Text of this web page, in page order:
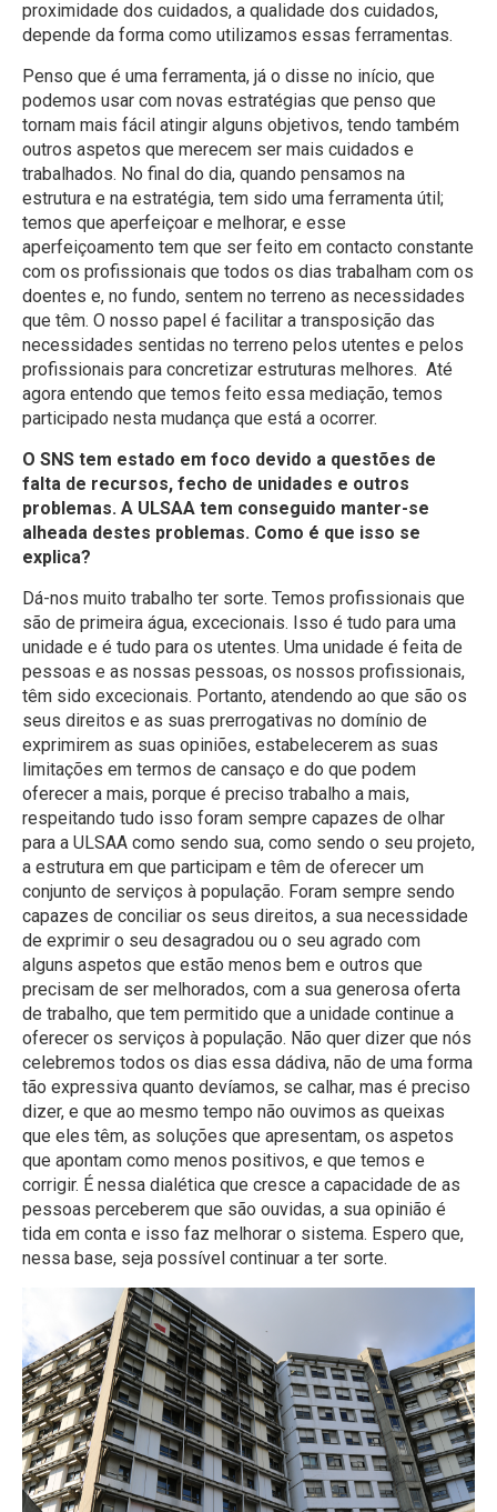
proximidade dos cuidados, a qualidade dos cuidados,
depende da forma como utilizamos essas ferramentas.
Penso que é uma ferramenta, já o disse no início, que
podemos usar com novas estratégias que penso que
tornam mais fácil atingir alguns objetivos, tendo também
outros aspetos que merecem ser mais cuidados e
trabalhados. No final do dia, quando pensamos na
estrutura e na estratégia, tem sido uma ferramenta útil;
temos que aperfeiçoar e melhorar, e esse
aperfeiçoamento tem que ser feito em contacto constante
com os profissionais que todos os dias trabalham com os
doentes e, no fundo, sentem no terreno as necessidades
que têm. O nosso papel é facilitar a transposição das
necessidades sentidas no terreno pelos utentes e pelos
profissionais para concretizar estruturas melhores. Até
agora entendo que temos feito essa mediação, temos
participado nesta mudança que está a ocorrer.
O SNS tem estado em foco devido a questões de
falta de recursos, fecho de unidades e outros
problemas. A ULSAA tem conseguido manter-se
alheada destes problemas. Como é que isso se
explica?
Dá-nos muito trabalho ter sorte. Temos profissionais que
são de primeira água, excecionais. Isso é tudo para uma
unidade e é tudo para os utentes. Uma unidade é feita de
pessoas e as nossas pessoas, os nossos profissionais,
têm sido excecionais. Portanto, atendendo ao que são os
seus direitos e as suas prerrogativas no domínio de
exprimirem as suas opiniões, estabelecerem as suas
limitações em termos de cansaço e do que podem
oferecer a mais, porque é preciso trabalho a mais,
respeitando tudo isso foram sempre capazes de olhar
para a ULSAA como sendo sua, como sendo o seu projeto,
a estrutura em que participam e têm de oferecer um
conjunto de serviços à população. Foram sempre sendo
capazes de conciliar os seus direitos, a sua necessidade
de exprimir o seu desagradou ou o seu agrado com
alguns aspetos que estão menos bem e outros que
precisam de ser melhorados, com a sua generosa oferta
de trabalho, que tem permitido que a unidade continue a
oferecer os serviços à população. Não quer dizer que nós
celebremos todos os dias essa dádiva, não de uma forma
tão expressiva quanto devíamos, se calhar, mas é preciso
dizer, e que ao mesmo tempo não ouvimos as queixas
que eles têm, as soluções que apresentam, os aspetos
que apontam como menos positivos, e que temos e
corrigir. É nessa dialética que cresce a capacidade de as
pessoas perceberem que são ouvidas, a sua opinião é
tida em conta e isso faz melhorar o sistema. Espero que,
nessa base, seja possível continuar a ter sorte.